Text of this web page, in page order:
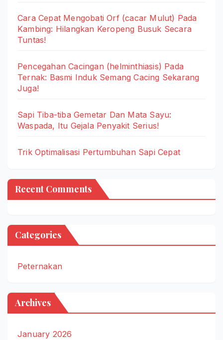
Cara Cepat Mengobati Orf (cacar Mulut) Pada
Kambing: Hilangkan Keropeng Busuk Secara
Tuntas!
Pencegahan Cacingan (helminthiasis) Pada
Ternak: Basmi Induk Semang Cacing Sekarang
Juga!
Sapi Tiba-tiba Gemetar Dan Mata Sayu:
Waspada, Itu Gejala Penyakit Serius!
Trik Optimalisasi Pertumbuhan Sapi Cepat
Recent Comments
Categories
Peternakan
Archives
January 2026